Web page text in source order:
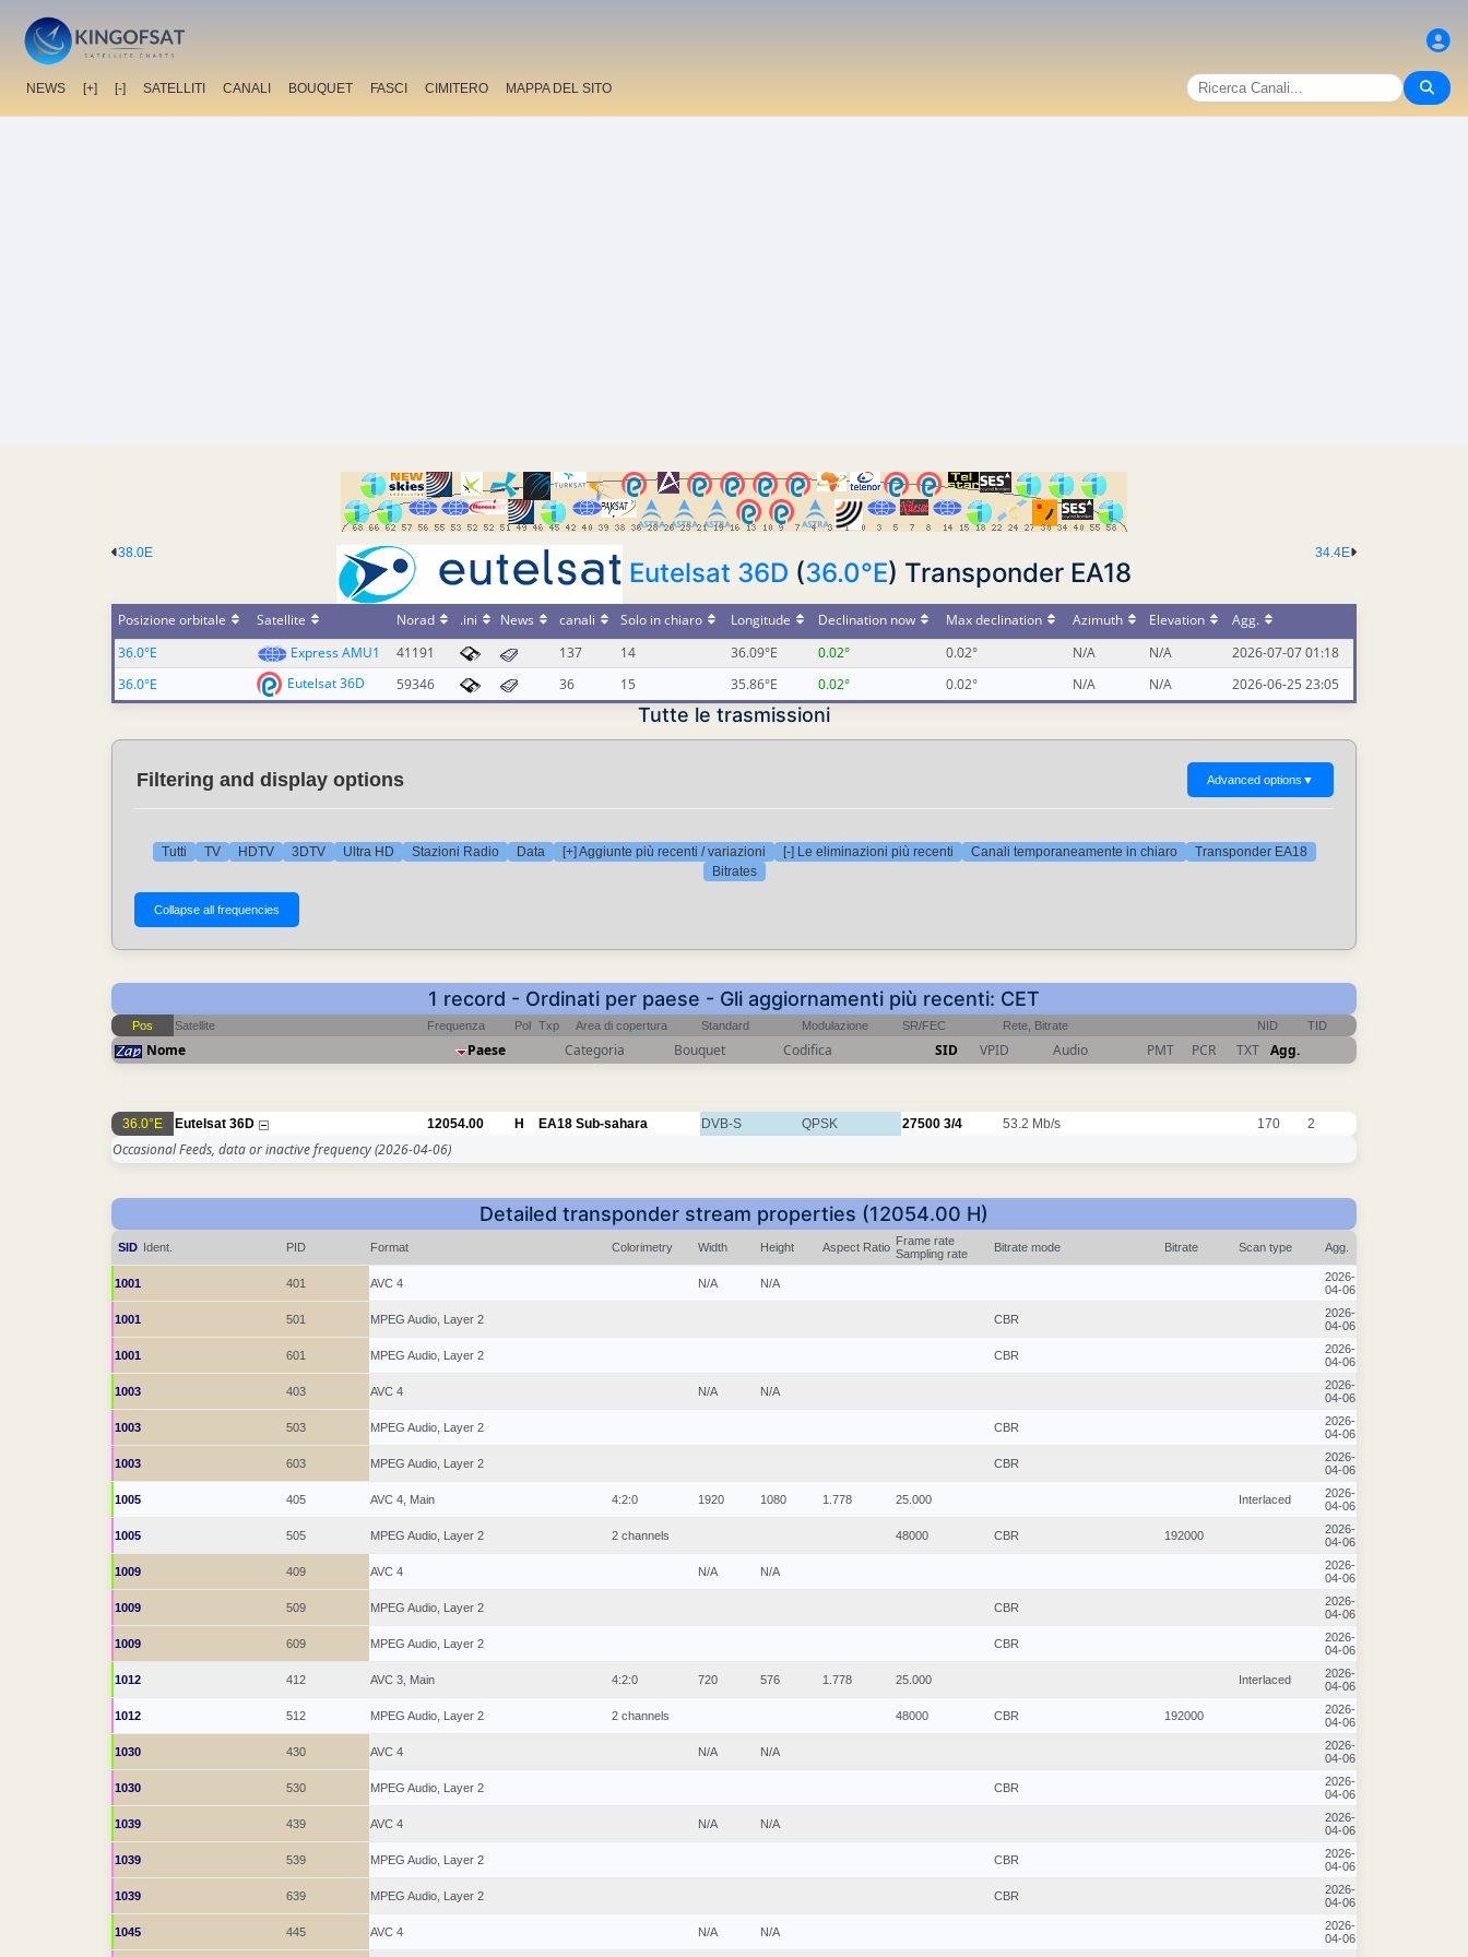
NEWS [+] [-] SATELLITI CANALI BOUQUET FASCI CIMITERO MAPPA DEL SITO
34.4E
38.0E
Eutelsat 36D (36.0°E) Transponder EA18
Posizione orbitale Satellite Norad .ini News canali Solo in chiaro Longitude Declination now Max declination Azimuth Elevation
Agg.
36.0°E
Express AMU1 41191 137 14 36.09°E 0.02° 0.02° N/A N/A
2026-07-07 01:18
36.0°E
Eutelsat 36D 59346 36 15 35.86°E 0.02° 0.02° N/A N/A 2026-06-25 23:05
Tutte le trasmissioni
Filtering and display options Advanced options ▼
Tutti TV HDTV 3DTV Ultra HD Stazioni Radio Data [+] Aggiunte più recenti / variazioni [-] Le eliminazioni più recenti Canali temporaneamente in chiaro
Transponder EA18
Bitrates
1 record - Ordinati per paese - Gli aggiornamenti più recenti: CET
Pos Satellite Frequenza Pol Txp Area di copertura Standard Modulazione SR/FEC Rete, Bitrate NID TID
Nome Paese Categoria Bouquet Codifica SID VPID Audio PMT PCR TXT Agg.
36.0°E Eutelsat 36D 12054.00 H EA18 Sub-sahara DVB-S QPSK 27500 3/4 53.2 Mb/s 170 2
Occasional Feeds, data or inactive frequency(2026-04-06)
Detailed transponder stream properties (12054.00 H)
SID Ident. PID Format Colorimetry Width Height Aspect Ratio Frame rate
Sampling rate
Bitrate mode Bitrate Scan type Agg.
1001 401 AVC 4 N/A N/A
2026-
04-06
1001 501 MPEG Audio, Layer 2 CBR
2026-
04-06
1001 601 MPEG Audio, Layer 2 CBR
2026-
04-06
1003 403 AVC 4 N/A N/A
2026-
04-06
1003 503 MPEG Audio, Layer 2 CBR
2026-
04-06
1003 603 MPEG Audio, Layer 2 CBR
2026-
04-06
1005 405 AVC 4, Main 4:2:0 1920 1080 1.778 25.000 Interlaced
2026-
04-06
1005 505 MPEG Audio, Layer 2 2 channels 48000 CBR 192000
2026-
04-06
1009 409 AVC 4 N/A N/A
2026-
04-06
1009 509 MPEG Audio, Layer 2 CBR
2026-
04-06
1009 609 MPEG Audio, Layer 2 CBR
2026-
04-06
1012 412 AVC 3, Main 4:2:0 720 576 1.778 25.000 Interlaced
2026-
04-06
1012 512 MPEG Audio, Layer 2 2 channels 48000 CBR 192000
2026-
04-06
1030 430 AVC 4 N/A N/A
2026-
04-06
1030 530 MPEG Audio, Layer 2 CBR
2026-
04-06
1039 439 AVC 4 N/A N/A
2026-
04-06
1039 539 MPEG Audio, Layer 2 CBR
2026-
04-06
1039 639 MPEG Audio, Layer 2 CBR
2026-
04-06
1045 445 AVC 4 N/A N/A
2026-
04-06